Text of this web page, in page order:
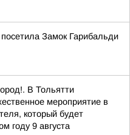
Замок Гарибальди
В Тольятти
мероприятие в
который будет
году 9 августа